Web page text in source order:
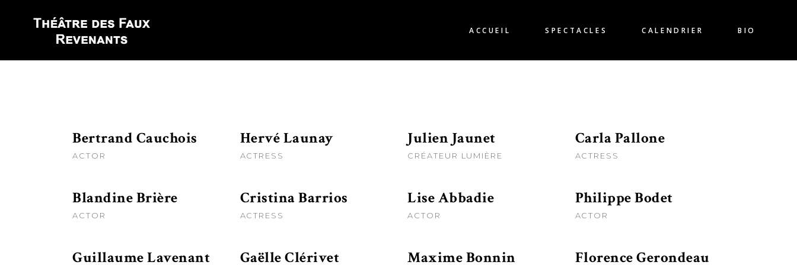
ACCUEIL SPECTACLES CALENDRIER BIO
Bertrand Cauchois
ACTOR
Hervé Launay
ACTRESS
Julien Jaunet
CRÉATEUR LUMIÈRE
Carla Pallone
ACTRESS
Blandine Brière
ACTOR
Cristina Barrios
ACTRESS
Lise Abbadie
ACTOR
Philippe Bodet
ACTOR
Guillaume Lavenant Gaëlle Clérivet Maxime Bonnin Florence Gerondeau